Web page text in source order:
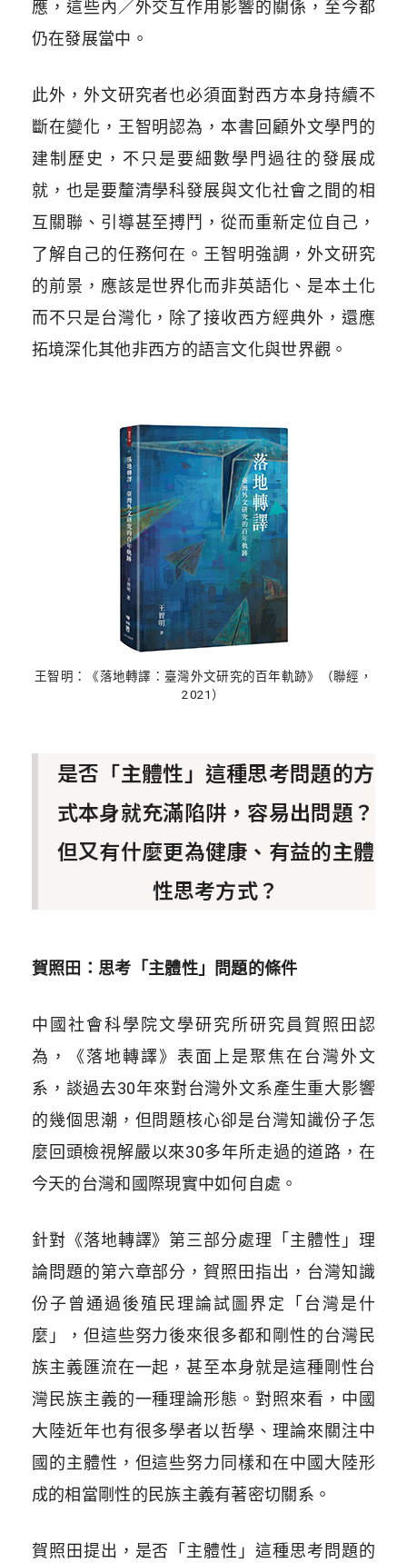
應，這些內／外交互作用影響的關係，至今都
仍在發展當中。
此外，外文研究者也必須面對西方本身持續不
斷在變化，王智明認為，本書回顧外文學門的
建制歷史，不只是要細數學門過往的發展成
就，也是要釐清學科發展與文化社會之間的相
互關聯、引導甚至搏鬥，從而重新定位自己，
了解自己的任務何在。王智明強調，外文研究
的前景，應該是世界化而非英語化、是本土化
而不只是台灣化，除了接收西方經典外，還應
拓境深化其他非西方的語言文化與世界觀。
王智明：《落地轉譯：臺灣外文研究的百年軌跡》（聯經，
2021）
是否「主體性」這種思考問題的方
式本身就充滿陷阱，容易出問題？
但又有什麼更為健康、有益的主體
性思考方式？
賀照田：思考「主體性」問題的條件
中國社會科學院文學研究所研究員賀照田認
為，《落地轉譯》表面上是聚焦在台灣外文
系，談過去30年來對台灣外文系產生重大影響
的幾個思潮，但問題核心卻是台灣知識份子怎
麼回頭檢視解嚴以來30多年所走過的道路，在
今天的台灣和國際現實中如何自處。
針對《落地轉譯》第三部分處理「主體性」理
論問題的第六章部分，賀照田指出，台灣知識
份子曾通過後殖民理論試圖界定「台灣是什
麼」，但這些努力後來很多都和剛性的台灣民
族主義匯流在一起，甚至本身就是這種剛性台
灣民族主義的一種理論形態。對照來看，中國
大陸近年也有很多學者以哲學、理論來關注中
國的主體性，但這些努力同樣和在中國大陸形
成的相當剛性的民族主義有著密切關系。
賀照田提出，是否「主體性」這種思考問題的